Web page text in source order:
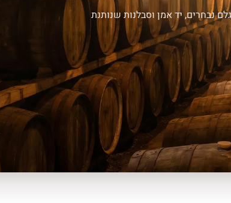
נבחרים, יד אמן וסבלנות שנותנת